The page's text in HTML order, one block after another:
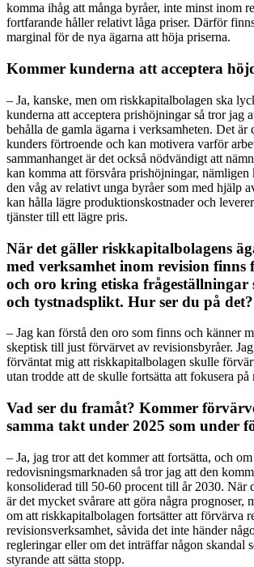
komma ihåg att många byråer, inte minst inom
fortfarande håller relativt låga priser. Därför
marginal för de nya ägarna att höja priserna.
Kommer kunderna att acceptera
– Ja, kanske, men om riskkapitalbolagen ska
kunderna att acceptera prishöjningar så tror jag
behålla de gamla ägarna i verksamheten. Det är
kunders förtroende och kan motivera varför
sammanhanget är det också nödvändigt att
kan komma att försvåra prishöjningar, nämligen
den våg av relativt unga byråer som med hjälp
kan hålla lägre produktionskostnader och
tjänster till ett lägre pris.
När det gäller riskkapitalbolagens
med verksamhet inom revision finns
och oro kring etiska frågeställningar
och tystnadsplikt. Hur ser du på det?
– Jag kan förstå den oro som finns och känner
skeptisk till just förvärvet av revisionsbyråer.
förväntat mig att riskkapitalbolagen skulle
utan trodde att de skulle fortsätta att fokusera på
Vad ser du framåt? Kommer
samma takt under 2025 som under
– Ja, jag tror att det kommer att fortsätta, och
redovisningsmarknaden så tror jag att den
konsoliderad till 50-60 procent till år 2030. När
är det mycket svårare att göra några prognoser,
om att riskkapitalbolagen fortsätter att förvärva
revisionsverksamhet, såvida det inte händer
regleringar eller om det inträffar någon skandal
styrande att sätta stopp.